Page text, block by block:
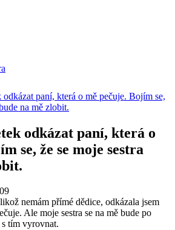
paní, která o mě pečuje. Bojím se,
na mě zlobit.
odkázat paní, která o
se, že se moje sestra
nemám přímé dědice, odkázala jsem
Ale moje sestra se na mě bude po
tím vyrovnat.